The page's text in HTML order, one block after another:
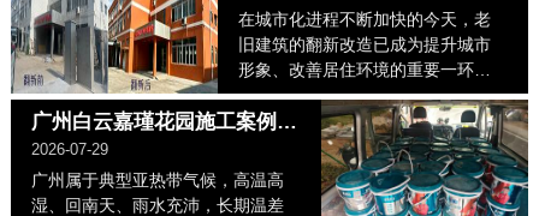
在城市化进程不断加快的今天，老
旧建筑的翻新改造已成为提升城市
形象、改善居住环境的重要一环。
尤其是厂房等工业建筑，其外墙长
期暴露于自然环境中，饱受风吹雨
打，不仅影...
广州白云嘉瑾花园施工案例｜科的空鼓修复胶微创解决瓷砖空鼓难题
2026-07-29
广州属于典型亚热带气候，高温高
湿、回南天、雨水充沛，长期温差